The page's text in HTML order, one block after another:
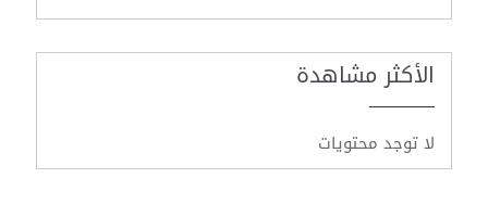
الأكثر مشاهدة
لا توجد محتويات